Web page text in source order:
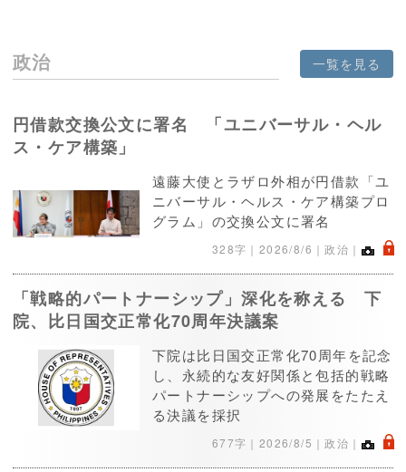
政治 一覧を見る
円借款交換公文に署名 「ユニバーサル・ヘル
ス・ケア構築」
遠藤大使とラザロ外相が円借款「ユ
ニバーサル・ヘルス・ケア構築プロ
グラム」の交換公文に署名
328字｜ 2026/8/6 ｜政治｜ .
「戦略的パートナーシップ」深化を称える 下
院、比日国交正常化70周年決議案
下院は比日国交正常化70周年を記念
し、永続的な友好関係と包括的戦略
パートナーシップへの発展をたたえ
る決議を採択
677字｜ 2026/8/5 ｜政治｜ .